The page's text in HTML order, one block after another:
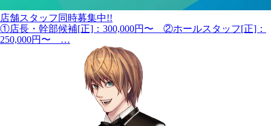
店舗スタッフ同時募集中!!
①店長・幹部候補[正]：300,000円〜 ②ホールスタッフ[正]：
250,000円〜 …